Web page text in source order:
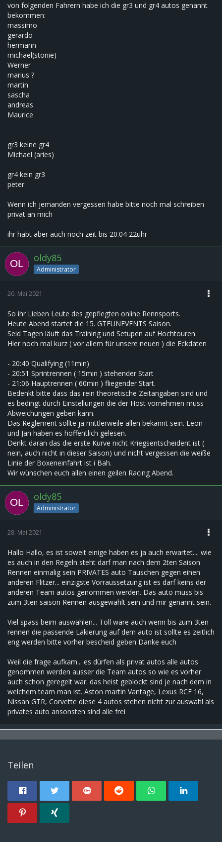
von folgenden Fahrern habe ich die gr3 und gr4 autos genannt
bekommen:
massimo
gerardo
hermann
michael(stonie)
Werner
marius ?
martin
sascha
andreas
Maurice
gr3 keine gr4
Michael (aries)
gr4 kein gr3
peter
Wenn ich jemanden vergessen habe bitte noch mal schreiben
privat an mich
ihr habt aber auch noch zeit bis 20.04 22uhr
oldy85
Administrator
20. Mai 2021
So ihr Lieben Leute des gepflegten online Rennsports.
Heute Abend startet die 15. GTFUNEVENTS Saison.
Seid Tagen läuft das Training und Setupen auf Hochtouren.
Hier noch mal kurz ( vor allem für unsere neuen ) die Eckdaten
- 20:40 Qualifying (11min)
- 20:51 Sprintrennen ( 15min ) stehender Start
- 21:06 Hauptrennen ( 60min ) fliegender Start.
Bedenkt bitte dass das rein theoretische Zeitangaben sind und
es bedingt durch Einstellungen die der Host vornehmen muss
Abweichungen geben kann.
Das Reglement sollte ja mittlerweile allen bekannt sein. Leon
und Jan haben es hoffentlich gelesen.
Denkt daran das die erste Kurve nicht Kriegsentscheident ist (
nein, auch nicht in dieser Saison) und nicht vergessen die weiße
Linie der Boxeneinfahrt ist i Bah.
Wir wünschen euch allen einen geilen Racing Abend.
oldy85
Administrator
28. Mai 2021
Hallo Hallo, es ist soweit einige haben es ja auch erwartet.... wie
es auch in den Regeln steht darf man nach dem 2ten Saison
Rennen einmalig sein PRIVATES auto Tauschen gegen einen
anderen Flitzer... einzigste Vorraussetzung ist es darf keins der
anderen Team autos genommen werden. Das auto muss bis
zum 3ten saison Rennen ausgewählt sein und mir genannt sein.
Viel spass beim auswählen... Toll wäre auch wenn bis zum 3ten
rennen die passende Lakierung auf dem auto ist sollte es zeitlich
eng werden bitte vorher bescheid geben Danke euch
Weil die frage aufkam... es dürfen als privat autos alle autos
genommen werden ausser die Team autos so wie es vorher
auch schon geregelt war. das heist geblockt sind je nach dem in
welchem team man ist. Aston martin Vantage, Lexus RCF 16,
Nissan GTR, Corvette diese 4 autos stehen nicht zur auswahl als
privates auto ansonsten sind alle frei
Teilen